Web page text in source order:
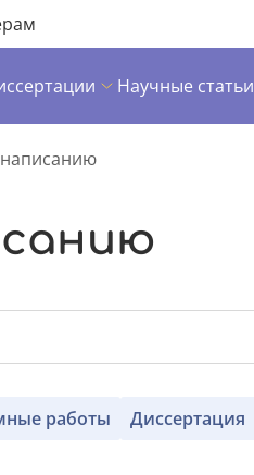
Научные статьи
работы Диссертация